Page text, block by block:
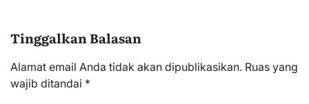
Tinggalkan Balasan
Alamat email Anda tidak akan dipublikasikan. Ruas yang
wajib ditandai *